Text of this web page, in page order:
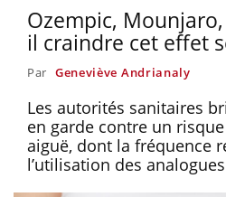
Ozempic,
il craindre cet effet
Par Geneviève Andrianaly
Les autorités sanitaires
en garde contre un
aiguë, dont la fréquence
l’utilisation des